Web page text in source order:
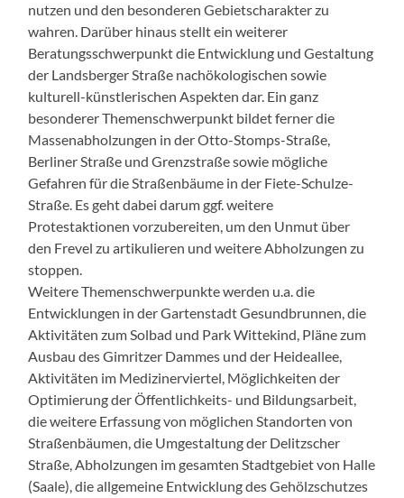
nutzen und den besonderen Gebietscharakter zu
wahren. Darüber hinaus stellt ein weiterer
Beratungsschwerpunkt die Entwicklung und Gestaltung
der Landsberger Straße nachökologischen sowie
kulturell-künstlerischen Aspekten dar. Ein ganz
besonderer Themenschwerpunkt bildet ferner die
Massenabholzungen in der Otto-Stomps-Straße,
Berliner Straße und Grenzstraße sowie mögliche
Gefahren für die Straßenbäume in der Fiete-Schulze-
Straße. Es geht dabei darum ggf. weitere
Protestaktionen vorzubereiten, um den Unmut über
den Frevel zu artikulieren und weitere Abholzungen zu
stoppen.
Weitere Themenschwerpunkte werden u.a. die
Entwicklungen in der Gartenstadt Gesundbrunnen, die
Aktivitäten zum Solbad und Park Wittekind, Pläne zum
Ausbau des Gimritzer Dammes und der Heideallee,
Aktivitäten im Medizinerviertel, Möglichkeiten der
Optimierung der Öffentlichkeits- und Bildungsarbeit,
die weitere Erfassung von möglichen Standorten von
Straßenbäumen, die Umgestaltung der Delitzscher
Straße, Abholzungen im gesamten Stadtgebiet von Halle
(Saale), die allgemeine Entwicklung des Gehölzschutzes